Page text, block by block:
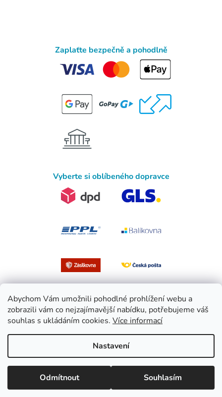
Abychom Vám umožnili pohodlné prohlížení webu a
zobrazili vám co nejzajímavější nabídku, potřebujeme váš
souhlas s ukládáním cookies. Více informací
Nastavení
Odmítnout Souhlasím
Zaplaťte bezpečně a pohodlně
Vyberte si oblíbeného dopravce
Copyright 2026EasySport.cz. Všechna práva vyhrazena.Upravit